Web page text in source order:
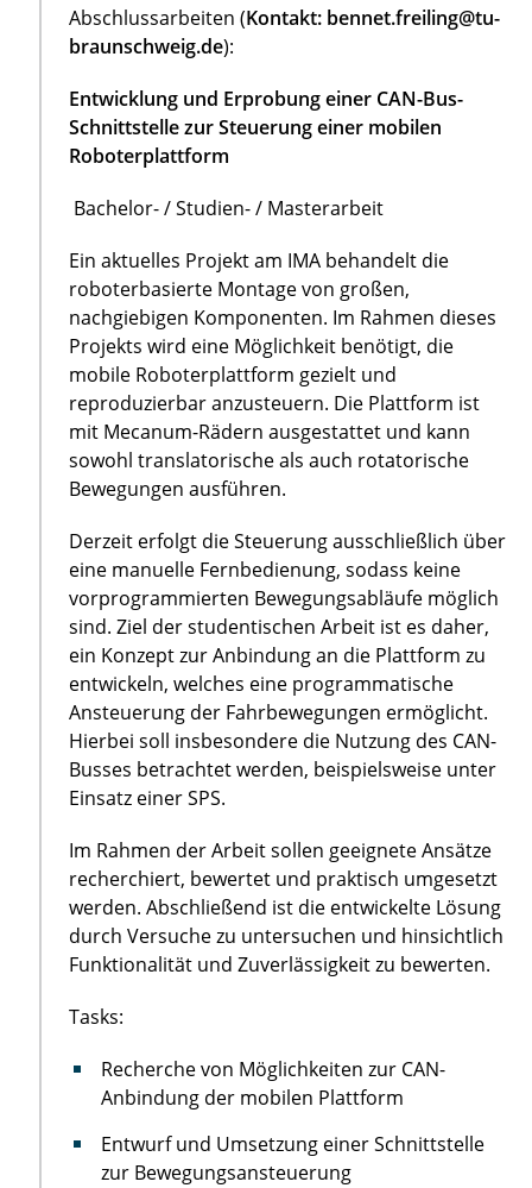
Abschlussarbeiten (Kontakt: bennet.freiling@tu-
braunschweig.de):
Entwicklung und Erprobung einer CAN-Bus-
Schnittstelle zur Steuerung einer mobilen
Roboterplattform
Bachelor- / Studien- / Masterarbeit
Ein aktuelles Projekt am IMA behandelt die
roboterbasierte Montage von großen,
nachgiebigen Komponenten. Im Rahmen dieses
Projekts wird eine Möglichkeit benötigt, die
mobile Roboterplattform gezielt und
reproduzierbar anzusteuern. Die Plattform ist
mit Mecanum-Rädern ausgestattet und kann
sowohl translatorische als auch rotatorische
Bewegungen ausführen.
Derzeit erfolgt die Steuerung ausschließlich über
eine manuelle Fernbedienung, sodass keine
vorprogrammierten Bewegungsabläufe möglich
sind. Ziel der studentischen Arbeit ist es daher,
ein Konzept zur Anbindung an die Plattform zu
entwickeln, welches eine programmatische
Ansteuerung der Fahrbewegungen ermöglicht.
Hierbei soll insbesondere die Nutzung des CAN-
Busses betrachtet werden, beispielsweise unter
Einsatz einer SPS.
Im Rahmen der Arbeit sollen geeignete Ansätze
recherchiert, bewertet und praktisch umgesetzt
werden. Abschließend ist die entwickelte Lösung
durch Versuche zu untersuchen und hinsichtlich
Funktionalität und Zuverlässigkeit zu bewerten.
Tasks:
Recherche von Möglichkeiten zur CAN-
Anbindung der mobilen Plattform
Entwurf und Umsetzung einer Schnittstelle
zur Bewegungsansteuerung